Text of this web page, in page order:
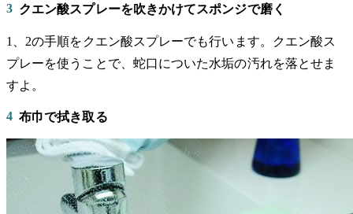
3 クエン酸スプレーを吹きかけてスポンジで磨く
1、2の手順をクエン酸スプレーでも行います。クエン酸ス
プレーを使うことで、蛇口についた水垢の汚れを落とせま
すよ。
4 布巾で拭き取る